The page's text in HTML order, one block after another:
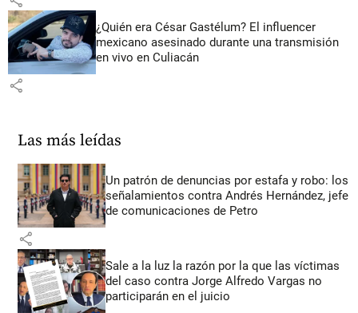
¿Quién era César Gastélum? El influencer
mexicano asesinado durante una transmisión
en vivo en Culiacán
share
Las más leídas
Un patrón de denuncias por estafa y robo: los
señalamientos contra Andrés Hernández, jefe
de comunicaciones de Petro
share
Sale a la luz la razón por la que las víctimas
del caso contra Jorge Alfredo Vargas no
participarán en el juicio